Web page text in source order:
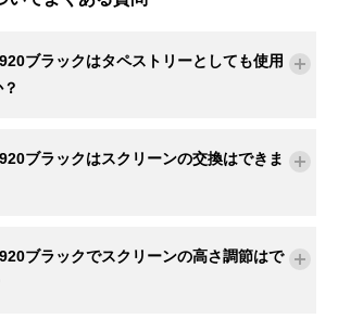
ブラックはタペストリーとしても使用
ブラックはスクリーンの交換はできま
ブラックでスクリーンの高さ調節はで